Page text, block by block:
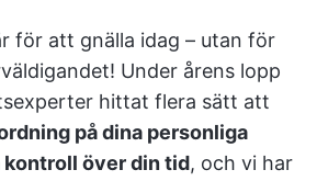
för att gnälla idag – utan för
Under årens lopp
hittat flera sätt att
på dina personliga
över din tid, och vi har